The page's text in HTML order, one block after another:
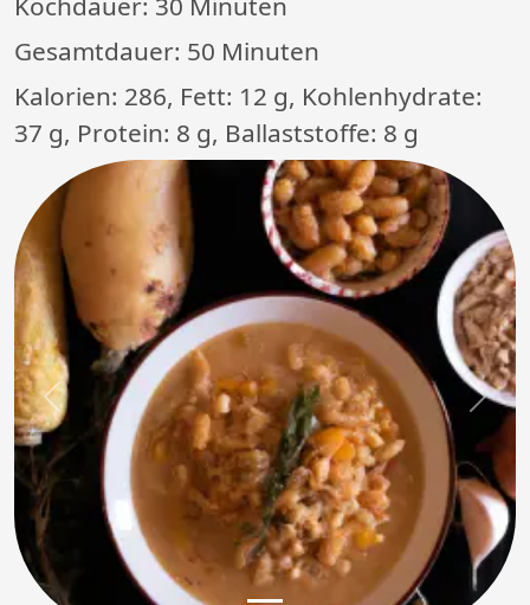
Gesamtdauer: 50 Minuten
Kalorien: 286, Fett: 12 g, Kohlenhydrate:
37 g, Protein: 8 g, Ballaststoffe: 8 g
Previous Next